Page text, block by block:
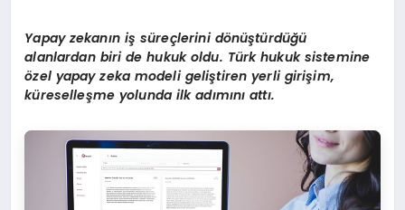
Yapay zekanın iş süreçlerini dönüştürdüğü
alanlardan biri de hukuk oldu. Türk hukuk sistemine
özel yapay zeka modeli geliştiren yerli girişim,
küreselleşme yolunda ilk adımınıattı.